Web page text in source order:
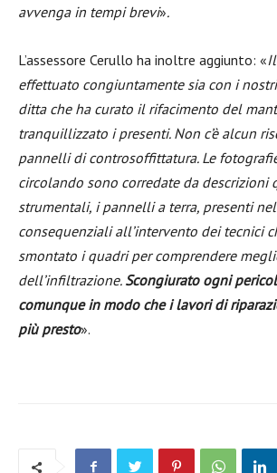
avvenga in tempi brevi».
L’assessore Cerullo ha inoltre aggiunto: «
effettuato congiuntamente sia con i
ditta che ha curato il rifacimento del
tranquillizzato i presenti. Non c’è alcun
pannelli di controsoffittatura. Le
circolando sono corredate da descrizioni
strumentali, i pannelli a terra, presenti
consequenziali all’intervento dei tecnici
smontato i quadri per comprendere
dell’infiltrazione. Scongiurato ogni
comunque in modo che i lavori di
più presto».